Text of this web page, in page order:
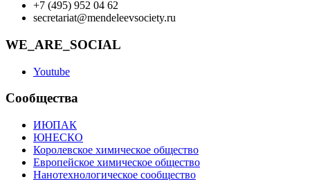
+7 (495) 952 04 62
secretariat@mendeleevsociety.ru
WE_ARE_SOCIAL
Youtube
Сообщества
ИЮПАК
ЮНЕСКО
Королевское химическое общество
Европейское химическое общество
Нанотехнологическое сообщество